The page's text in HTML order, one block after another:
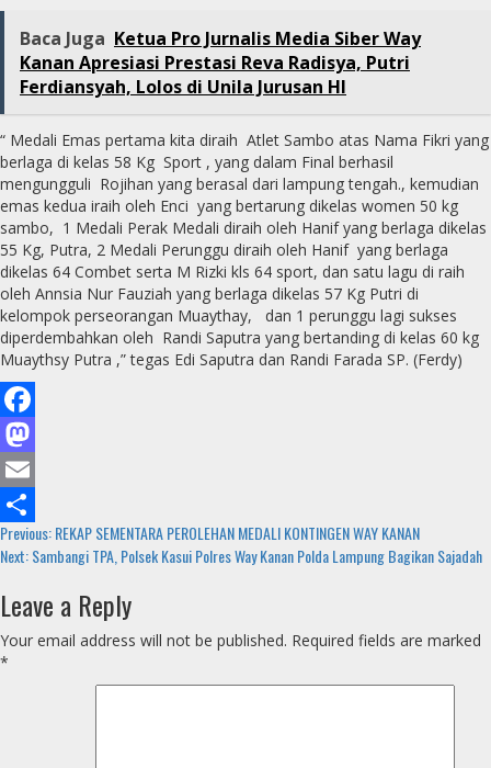
Baca Juga Ketua Pro Jurnalis Media Siber Way
Kanan Apresiasi Prestasi Reva Radisya, Putri
Ferdiansyah, Lolos di Unila Jurusan HI
“ Medali Emas pertama kita diraih Atlet Sambo atas Nama Fikri yang
berlaga di kelas 58 Kg Sport , yang dalam Final berhasil
mengungguli Rojihan yang berasal dari lampung tengah., kemudian
emas kedua iraih oleh Enci yang bertarung dikelas women 50 kg
sambo, 1 Medali Perak Medali diraih oleh Hanif yang berlaga dikelas
55 Kg, Putra, 2 Medali Perunggu diraih oleh Hanif yang berlaga
dikelas 64 Combet serta M Rizki kls 64 sport, dan satu lagu di raih
oleh Annsia Nur Fauziah yang berlaga dikelas 57 Kg Putri di
kelompok perseorangan Muaythay, dan 1 perunggu lagi sukses
diperdembahkan oleh Randi Saputra yang bertanding di kelas 60 kg
Muaythsy Putra ,” tegas Edi Saputra dan Randi Farada SP. (Ferdy)
Facebook
Mastodon
Email
Share
Continue
Reading
Previous:REKAP SEMENTARA PEROLEHAN MEDALI KONTINGEN WAY KANAN
Next:Sambangi TPA, Polsek Kasui Polres Way Kanan Polda Lampung Bagikan Sajadah
Leave a Reply
Your email address will not be published. Required fields are marked
*